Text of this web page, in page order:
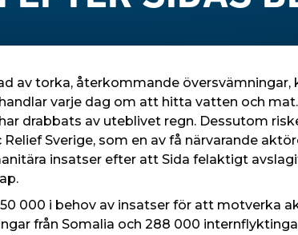
av torka, återkommande översvämningar,
varje dag om att hitta vatten och
drabbats av uteblivet regn. Dessutom
Sverige, som en av få närvarande
insatser efter att Sida felaktigt
000 i behov av insatser för att motverka
från Somalia och 288 000